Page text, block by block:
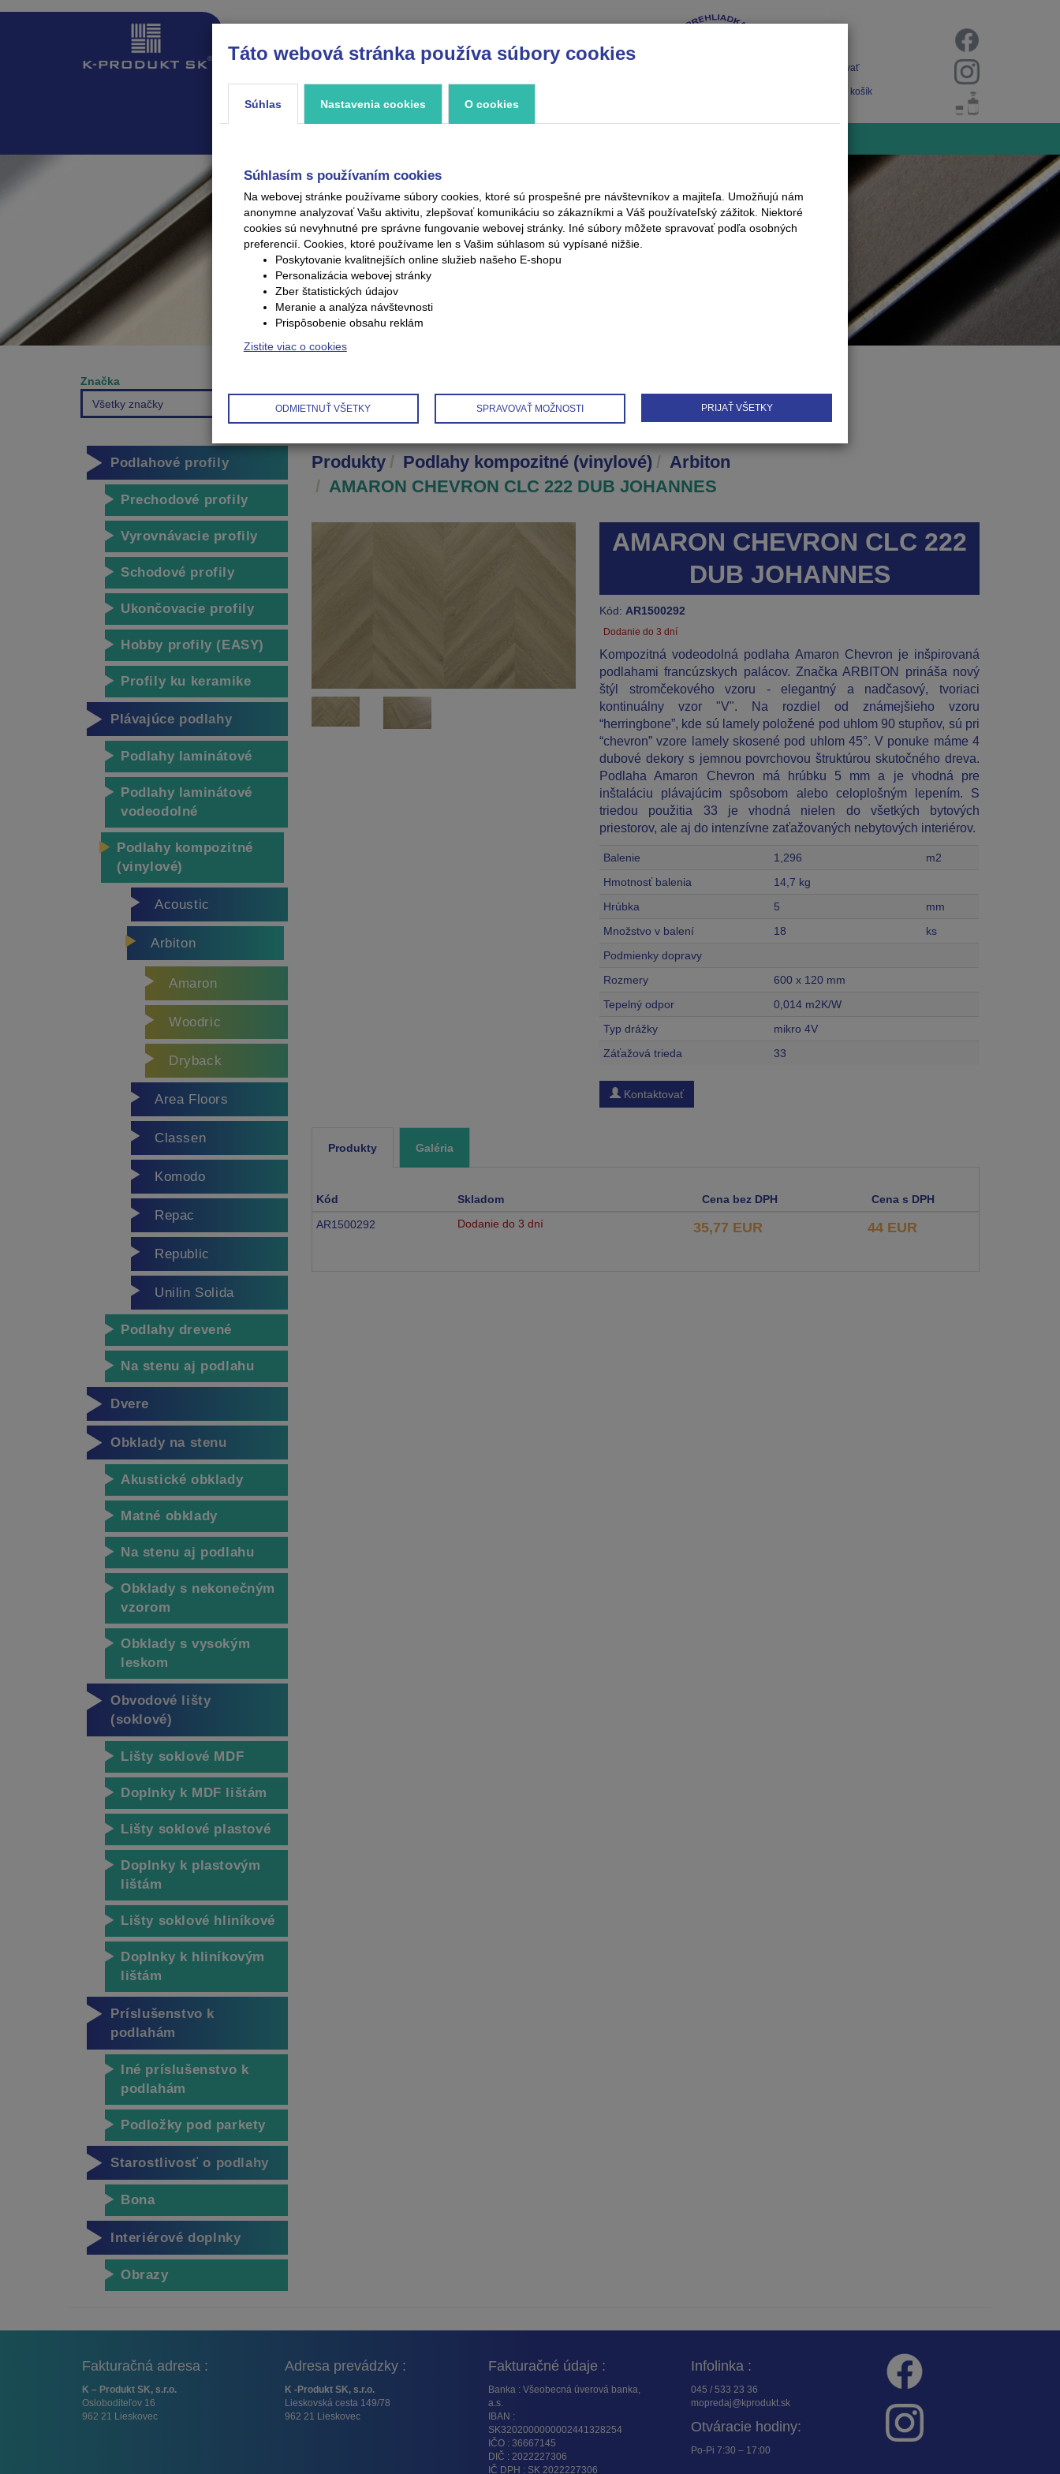
ZAUJÍMAVOSTI Registrovať
Nákupný košík
Značka
Všetky značky
Podlahové profily
Prechodové profily
Vyrovnávacie profily
Schodové profily
Ukončovacie profily
Hobby profily (EASY)
Profily ku keramike
Plávajúce podlahy
Podlahy laminátové
Podlahy laminátové
vodeodolné
Podlahy kompozitné
(vinylové)
Acoustic
Arbiton
Amaron
Woodric
Dryback
Area Floors
Classen
Komodo
Repac
Republic
Unilin Solida
Podlahy drevené
Na stenu aj podlahu
Dvere
Obklady na stenu
Akustické obklady
Matné obklady
Na stenu aj podlahu
Obklady s nekonečným
vzorom
Obklady s vysokým
leskom
Obvodové lišty
(soklové)
Lišty soklové MDF
Doplnky k MDF lištám
Lišty soklové plastové
Doplnky k plastovým
lištám
Lišty soklové hliníkové
Doplnky k hliníkovým
lištám
Príslušenstvo k
podlahám
Iné príslušenstvo k
podlahám
Podložky pod parkety
Starostlivosť o podlahy
Bona
Interiérové doplnky
Obrazy
Produkty Podlahy kompozitné (vinylové)
Arbiton
AMARON CHEVRON CLC 222 DUB JOHANNES
AMARON CHEVRON CLC 222
DUB JOHANNES
Kód: AR1500292
Dodanie do 3 dní
Kompozitná vodeodolná podlaha Amaron Chevron je inšpirovaná
podlahami francúzskych palácov. Značka ARBITON prináša nový
štýl stromčekového vzoru - elegantný a nadčasový, tvoriaci
kontinuálny vzor "V". Na rozdiel od známejšieho vzoru
“herringbone”, kde sú lamely položené pod uhlom 90 stupňov, sú pri
“chevron” vzore lamely skosené pod uhlom 45°. V ponuke máme 4
dubové dekory s jemnou povrchovou štruktúrou skutočného dreva.
Podlaha Amaron Chevron má hrúbku 5 mm a je vhodná pre
inštaláciu plávajúcim spôsobom alebo celoplošným lepením. S
triedou použitia 33 je vhodná nielen do všetkých bytových
priestorov, ale aj do intenzívne zaťažovaných nebytových interiérov.
Balenie 1,296
m2
Hmotnosť balenia
14,7 kg
Hrúbka
5
mm
Množstvo v balení
18
ks
Podmienky dopravy
Rozmery
600 x 120 mm
Tepelný odpor
0,014 m2K/W
Typ drážky
mikro 4V
Záťažová trieda
33
Kontaktovať
Produkty Galéria
Kód Skladom Cena bez DPH
Cena s DPH
AR1500292
Dodanie do 3 dní 35,77 EUR 44 EUR
Fakturačná adresa :
K – Produkt SK, s.r.o.
Osloboditeľov 16
962 21 Lieskovec
Adresa prevádzky :
K -Produkt SK, s.r.o.
Lieskovská cesta 149/78
962 21 Lieskovec
Fakturačné údaje :
Banka : Všeobecná úverová banka,
a.s.
IBAN :
SK3202000000002441328254
IČO : 36667145
DIČ : 2022227306
IČ DPH : SK 2022227306
Infolinka :
045 / 533 23 36
mopredaj@kprodukt.sk
Otváracie hodiny:
Po-Pi 7:30 – 17:00
Táto webová stránka používa súbory cookies
Súhlas Nastavenia cookies O cookies
Súhlasím s používaním cookies
Na webovej stránke používame súbory cookies, ktoré sú prospešné pre návštevníkov a majiteľa. Umožňujú nám
anonymne analyzovať Vašu aktivitu, zlepšovať komunikáciu so zákazníkmi a Váš používateľský zážitok. Niektoré
cookies sú nevyhnutné pre správne fungovanie webovej stránky. Iné súbory môžete spravovať podľa osobných
preferencií. Cookies, ktoré používame len s Vašim súhlasom sú vypísané nižšie.
Poskytovanie kvalitnejších online služieb našeho E-shopu
Personalizácia webovej stránky
Zber štatistických údajov
Meranie a analýza návštevnosti
Prispôsobenie obsahu reklám
Zistite viac o cookies
ODMIETNUŤ VŠETKY SPRAVOVAŤ MOŽNOSTI PRIJAŤ VŠETKY